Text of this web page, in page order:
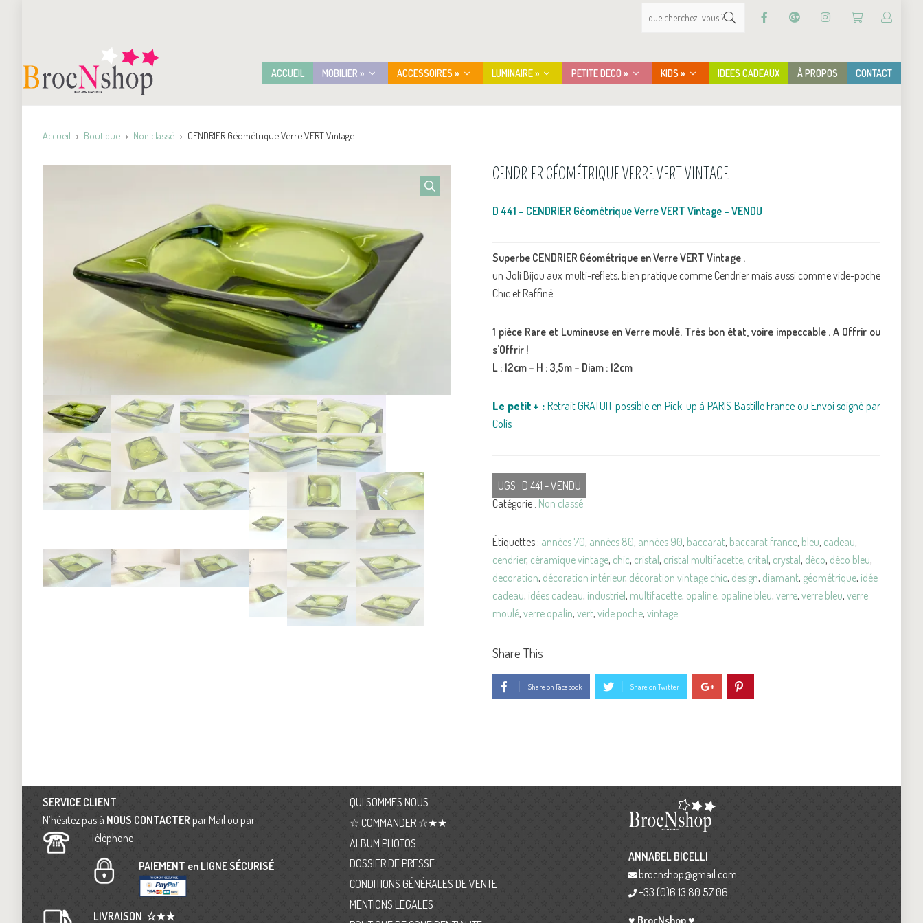
ACCUEIL MOBILIER » ACCESSOIRES » LUMINAIRE » PETITE DECO » KIDS » IDEES CADEAUX À PROPOS CONTACT
Accueil Boutique Non classé CENDRIER Géométrique Verre VERT Vintage
CENDRIER GÉOMÉTRIQUE VERRE VERT VINTAGE
D 441 – CENDRIER Géométrique Verre VERT Vintage – VENDU
Superbe CENDRIER Géométrique en Verre VERT Vintage .
un Joli Bijou aux multi-reflets, bien pratique comme Cendrier mais aussi comme vide-poche
Chic et Raffiné .
1 pièce Rare et Lumineuse en Verre moulé. Très bon état, voire impeccable . A Offrir ou
s’Offrir !
L : 12cm – H : 3,5m – Diam : 12cm
Le petit + : Retrait GRATUIT possible en Pick-up à PARIS Bastille France ou Envoi soigné par
Colis
UGS : D 441 - VENDU
Catégorie : Non classé
Étiquettes : années 70, années 80, années 90, baccarat, baccarat france, bleu, cadeau,
cendrier, céramique vintage, chic, cristal, cristal multifacette, crital, crystal, déco, déco bleu,
decoration, décoration intérieur, décoration vintage chic, design, diamant, géométrique, idée
cadeau, idées cadeau, industriel, multifacette, opaline, opaline bleu, verre, verre bleu, verre
moulé, verre opalin, vert, vide poche, vintage
Share This
Share on Facebook Share on Twitter
SERVICE CLIENT
N’hésitez pas à NOUS CONTACTER par Mail ou par
Téléphone
PAIEMENT en LIGNE SÉCURISÉ
LIVRAISON ☆★★
QUI SOMMES NOUS
☆ COMMANDER ☆★★
ALBUM PHOTOS
DOSSIER DE PRESSE
CONDITIONS GÉNÉRALES DE VENTE
MENTIONS LEGALES
ANNABEL BICELLI
brocnshop@gmail.com
+33 (0)6 13 80 57 06